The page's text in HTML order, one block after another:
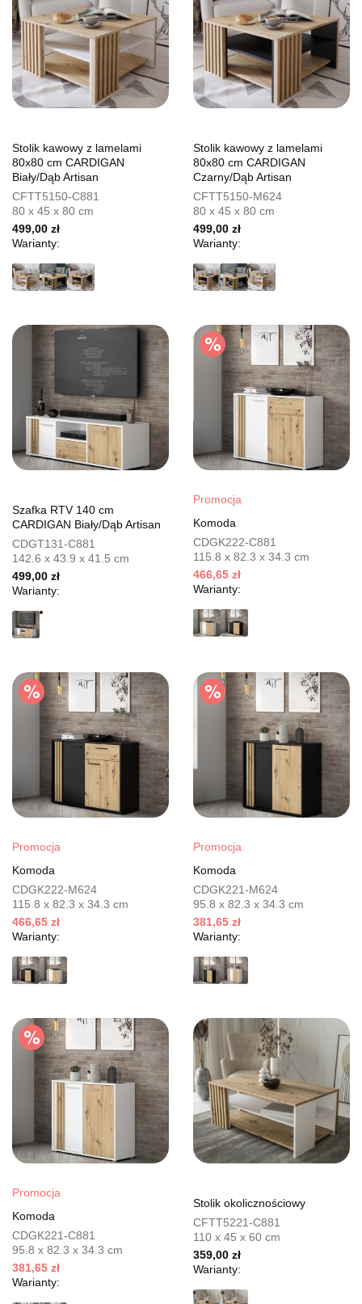
Stolik kawowy z lamelami
80x80 cm CARDIGAN
Biały/Dąb Artisan
CFTT5150-C881
80 x 45 x 80 cm
499,00 zł
Warianty:
Stolik kawowy z lamelami
80x80 cm CARDIGAN
Czarny/Dąb Artisan
CFTT5150-M624
80 x 45 x 80 cm
499,00 zł
Warianty:
Szafka RTV 140 cm
CARDIGAN Biały/Dąb Artisan
CDGT131-C881
142.6 x 43.9 x 41.5 cm
499,00 zł
Warianty:
Promocja
Komoda
CDGK222-C881
115.8 x 82.3 x 34.3 cm
466,65 zł
Warianty:
Promocja
Komoda
CDGK222-M624
115.8 x 82.3 x 34.3 cm
466,65 zł
Warianty:
Promocja
Komoda
CDGK221-M624
95.8 x 82.3 x 34.3 cm
381,65 zł
Warianty:
Promocja
Komoda
CDGK221-C881
95.8 x 82.3 x 34.3 cm
381,65 zł
Warianty:
Stolik okolicznościowy
CFTT5221-C881
110 x 45 x 60 cm
359,00 zł
Warianty: